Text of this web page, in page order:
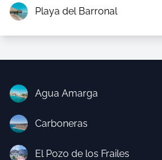
Playa del Barronal
Agua Amarga
Carboneras
El Pozo de los Frailes